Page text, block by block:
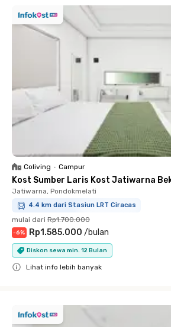
Coliving • Campur
Kost Sumber Laris Kost Jatiwarna
Jatiwarna, Pondokmelati
4.4 km dari Stasiun LRT Ciracas
mulai dari Rp1.700.000
-6% Rp1.585.000 /bulan
Diskon sewa min. 12 Bulan
Lihat info lebih banyak